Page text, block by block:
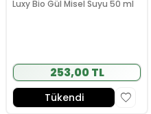
Luxy Bio Gül Misel Suyu 50 ml
253,00 TL
Tükendi